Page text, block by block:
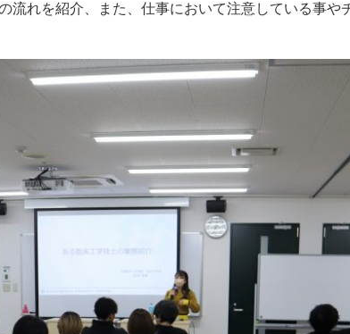
れを紹介、また、仕事において注意している事や